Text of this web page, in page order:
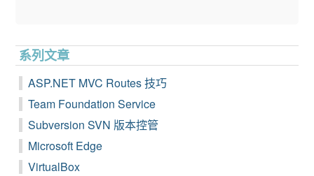
系列文章
ASP.NET MVC Routes 技巧
Team Foundation Service
Subversion SVN 版本控管
Microsoft Edge
VirtualBox